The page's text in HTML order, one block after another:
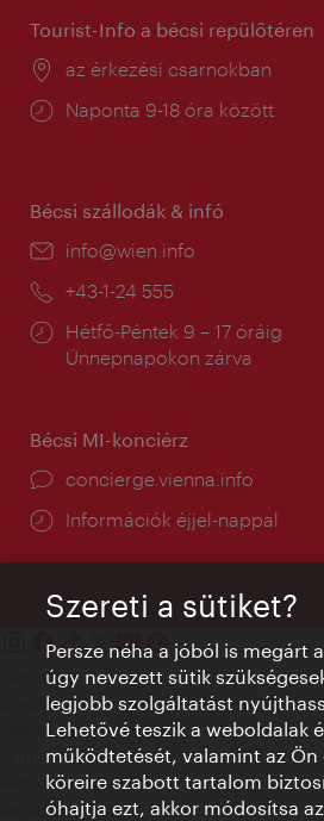
Tourist-Info a bécsi repülőtéren
Helyszín:
az érkezési csarnokban
Nyitva
Naponta 9-18 óra között
Bécsi szállodák & infó
E-
info@wien.info
Telefon:
+43-1-24 555
Nyitva
tartás:
Hétfő-Péntek 9 – 17 óráig
Ünnepnapokon zárva
Bécsi MI-konciérz
concierge.vienna.info
Információk éjjel-nappal
Kapcsolat
Credits
Adatvédelmi nyilatkozat
Terms of Use
Megközelíthetőség
Sajtókapcsolat
Szereti a sütiket?
Persze néha a jóból is megárt
úgy nevezett sütik
legjobb szolgáltatást
Lehetővé teszik a weboldalak
működtetését, valamint az Ön
köreire szabott tartalom
óhajtja ezt, akkor módosítsa az